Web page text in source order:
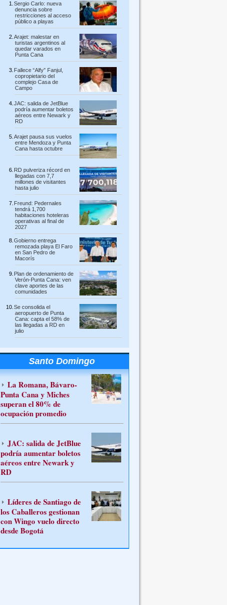
Sergio Carlo: nueva
denuncia sobre
restricciones al acceso
público a playas
Arajet: malestar en
turistas argentinos al
quedar varados en
Punta Cana
Fallece “Alfy” Fanjul,
copropietario del
complejo Casa de
Campo
JAC: salida de JetBlue
podría aumentar boletos
aéreos entre Newark y
RD
Arajet pausa sus vuelos
entre Mendoza y Punta
Cana hasta octubre
RD pulveriza récord en
llegadas con 7,7
millones de visitantes
hasta julio
Freund: Pedernales
tendrá 1,700
habitaciones hoteleras
operativas al final de
2027
Gobierno entrega
remozada playa El Faro
en San Pedro de
Macorís
Plan de ordenamiento de
Verón-Punta Cana: ven
clave aportes de las
comunidades
Se consolida el
aeropuerto de Punta
Cana: capta el 58% de
las llegadas a RD en
julio
Santo Domingo
La Romana, Bávaro-
Punta Cana y Miches
superan el 80% de
ocupación promedio
JAC: salida de JetBlue
podría aumentar boletos
aéreos entre Newark y
RD
Líderes de Santiago de
los Caballeros gestionan
con Wingo vuelo directo
desde Bogotá